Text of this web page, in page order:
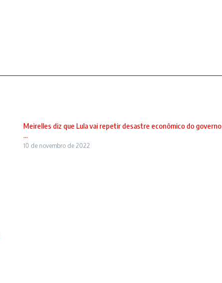
Meirelles diz que Lula vai repetir desastre econômico do governo
...
10 de novembro de 2022